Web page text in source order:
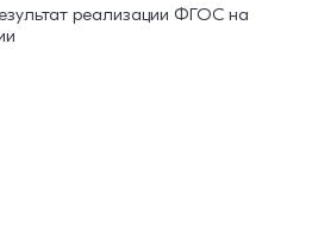
реализации ФГОС на